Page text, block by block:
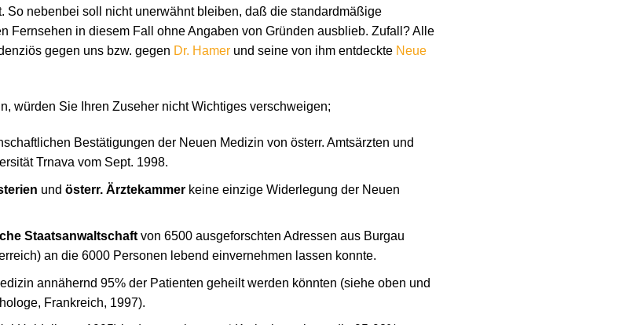
So nebenbei soll nicht unerwähnt bleiben, daß die standardmäßige
Fernsehen in diesem Fall ohne Angaben von Gründen ausblieb. Zufall? Alle
gegen uns bzw. gegen Dr. Hamer und seine von ihm entdeckte Neue
würden Sie Ihren Zuseher nicht Wichtiges verschweigen;
Bestätigungen der Neuen Medizin von österr. Amtsärzten und
Trnava vom Sept. 1998.
und österr. Ärztekammerkeine einzige Widerlegung der Neuen
Staatsanwaltschaftvon 6500 ausgeforschten Adressen aus Burgau
an die 6000 Personen lebend einvernehmen lassen konnte.
annähernd 95% der Patienten geheilt werden könnten (siehe oben und
Frankreich, 1997).